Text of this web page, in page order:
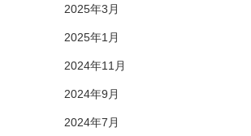
2025年3月
2025年1月
2024年11月
2024年9月
2024年7月